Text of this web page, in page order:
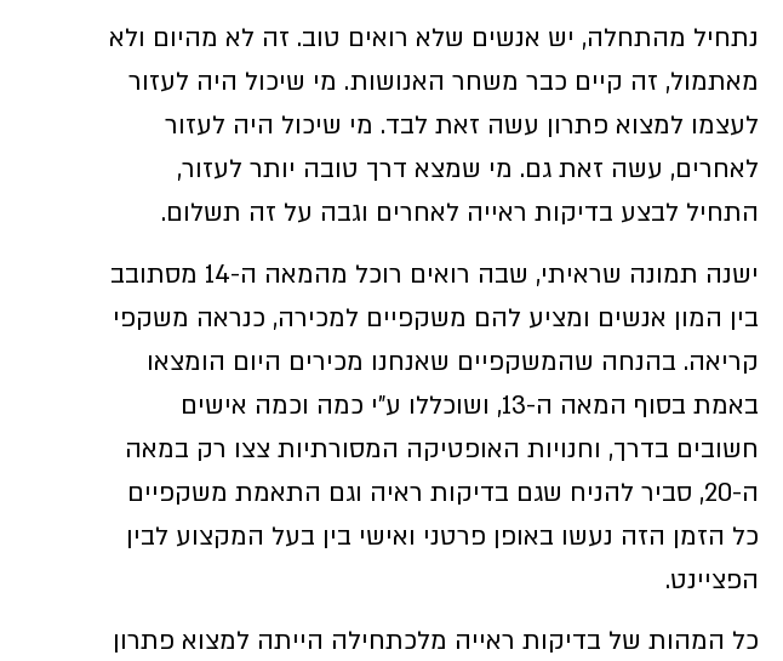
נתחיל מהתחלה, יש אנשים שלא רואים טוב. זה לא מהיום ולא
מאתמול, זה קיים כבר משחר האנושות. מי שיכול היה לעזור
לעצמו למצוא פתרון עשה זאת לבד. מי שיכול היה לעזור
לאחרים, עשה זאת גם. מי שמצא דרך טובה יותר לעזור,
התחיל לבצע בדיקות ראייה לאחרים וגבה על זה תשלום.
ישנה תמונה שראיתי, שבה רואים רוכל מהמאה ה-14 מסתובב
בין המון אנשים ומציע להם משקפיים למכירה, כנראה משקפי
קריאה. בהנחה שהמשקפיים שאנחנו מכירים היום הומצאו
באמת בסוף המאה ה-13, ושוכללו ע"י כמה וכמה אישים
חשובים בדרך, וחנויות האופטיקה המסורתיות צצו רק במאה
ה-20, סביר להניח שגם בדיקות ראיה וגם התאמת משקפיים
כל הזמן הזה נעשו באופן פרטני ואישי בין בעל המקצוע לבין
הפציינט.
כל המהות של בדיקות ראייה מלכתחילה הייתה למצוא פתרון